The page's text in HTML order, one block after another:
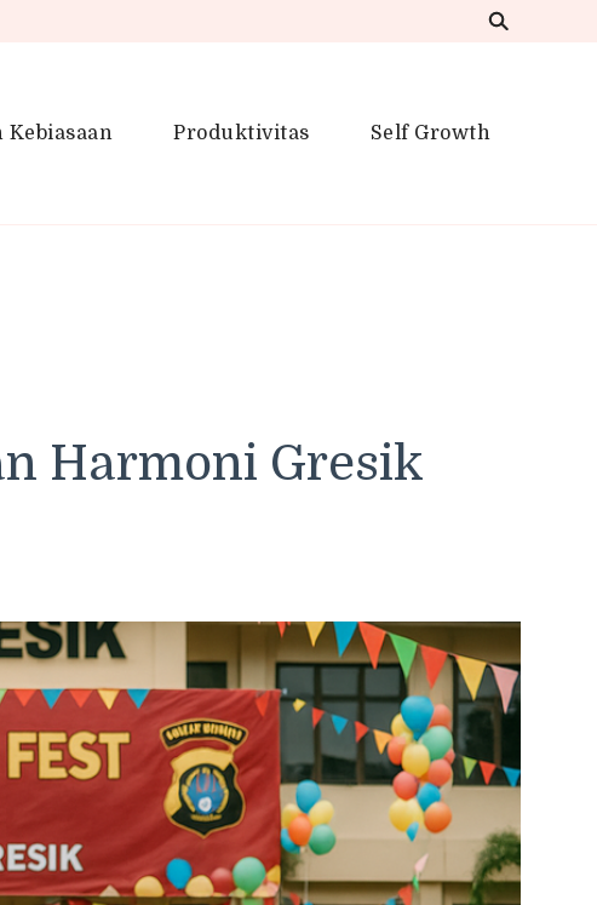
Kebiasaan Produktivitas Self Growth
Harmoni Gresik